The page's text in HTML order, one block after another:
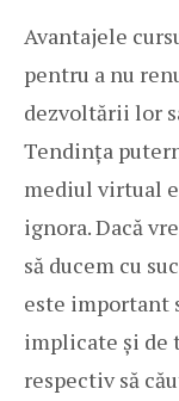
Avantajele
pentru a nu
dezvoltării lor
Tendința
mediul virtual
ignora. Dacă
să ducem cu
este important
implicate și de
respectiv să